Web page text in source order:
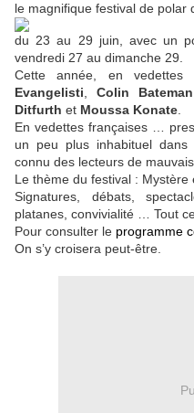
le magnifique festival de polar
du 23 au 29 juin, avec un
vendredi 27 au dimanche 29.
Cette année, en
Evangelisti
Colin Bateman
Ditfurth et Moussa Konate
En vedettes françaises …
un peu plus inhabituel
connu des lecteurs de
Le thème du festival : Mystère
Signatures, débats,
platanes, convivialité … Tout
Pour consulter le programme
On s’y croisera peut-être.